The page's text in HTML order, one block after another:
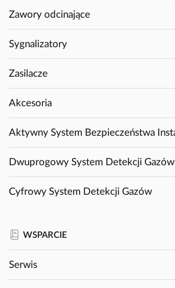
Zawory odcinające
Sygnalizatory
Zasilacze
Akcesoria
Aktywny System Bezpieczeństwa
Dwuprogowy System Detekcji Gazów
Cyfrowy System Detekcji Gazów
WSPARCIE
Serwis